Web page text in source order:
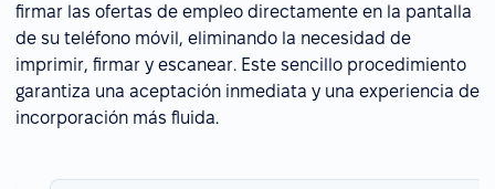
firmar las ofertas de empleo directamente en la pantalla
de su teléfono móvil, eliminando la necesidad de
imprimir, firmar y escanear. Este sencillo procedimiento
garantiza una aceptación inmediata y una experiencia de
incorporación más fluida.